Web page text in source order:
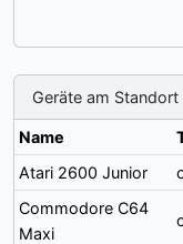
Geräte am Standort
Name
Atari 2600 Junior
Commodore C64
Maxi